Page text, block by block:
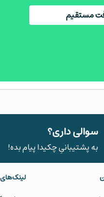
مستقیم
سوالی داری؟
به پشتیبانیِ چکیدا پیام بده!